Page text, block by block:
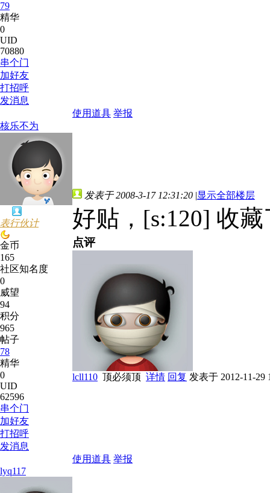
79
精华
0
UID
70880
串个门
加好友
打招呼
发消息
使用道具 举报
核乐不为
表行伙计
金币
165
社区知名度
0
威望
94
积分
965
帖子
78
精华
0
UID
62596
串个门
加好友
打招呼
发消息
发表于 2008-3-17 12:31:20 |显示全部楼层
好贴，[s:120] 收
点评
lcll110 顶必须顶 详情 回复 发表于 2012-11-29
使用道具 举报
lyq117